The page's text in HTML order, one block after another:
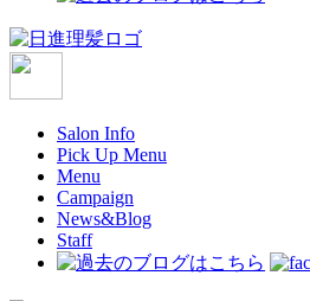
Salon Info
Pick Up Menu
Menu
Campaign
News&Blog
Staff